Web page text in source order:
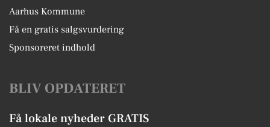
Aarhus Kommune
Få en gratis salgsvurdering
Sponsoreret indhold
BLIV OPDATERET
Få lokale nyheder GRATIS